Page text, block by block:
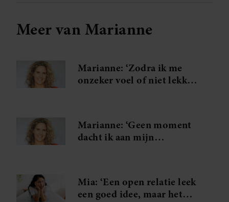
Meer van Marianne
Marianne: ‘Zodra ik me
onzeker voel of niet lekker
Marianne: ‘Geen moment
dacht ik aan mijn
Mia: ‘Een open relatie leek
een goed idee, maar het